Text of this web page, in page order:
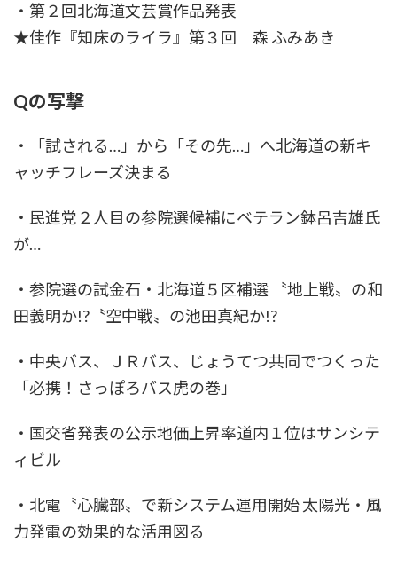
・第２回北海道文芸賞作品発表
★佳作『知床のライラ』第３回 森 ふみあき
Qの写撃
・「試される…」から「その先…」へ北海道の新キ
ャッチフレーズ決まる
・民進党２人目の参院選候補にベテラン鉢呂吉雄氏
が…
・参院選の試金石・北海道５区補選 〝地上戦〟の和
田義明か!?〝空中戦〟の池田真紀か!?
・中央バス、ＪＲバス、じょうてつ共同でつくった
「必携！さっぽろバス虎の巻」
・国交省発表の公示地価上昇率道内１位はサンシテ
ィビル
・北電〝心臓部〟で新システム運用開始 太陽光・風
力発電の効果的な活用図る